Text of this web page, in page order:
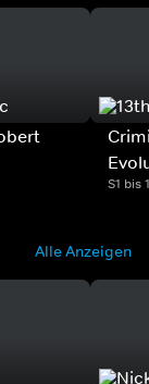
S1 bis
Alle Anzeigen